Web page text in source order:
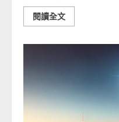
閱讀全文